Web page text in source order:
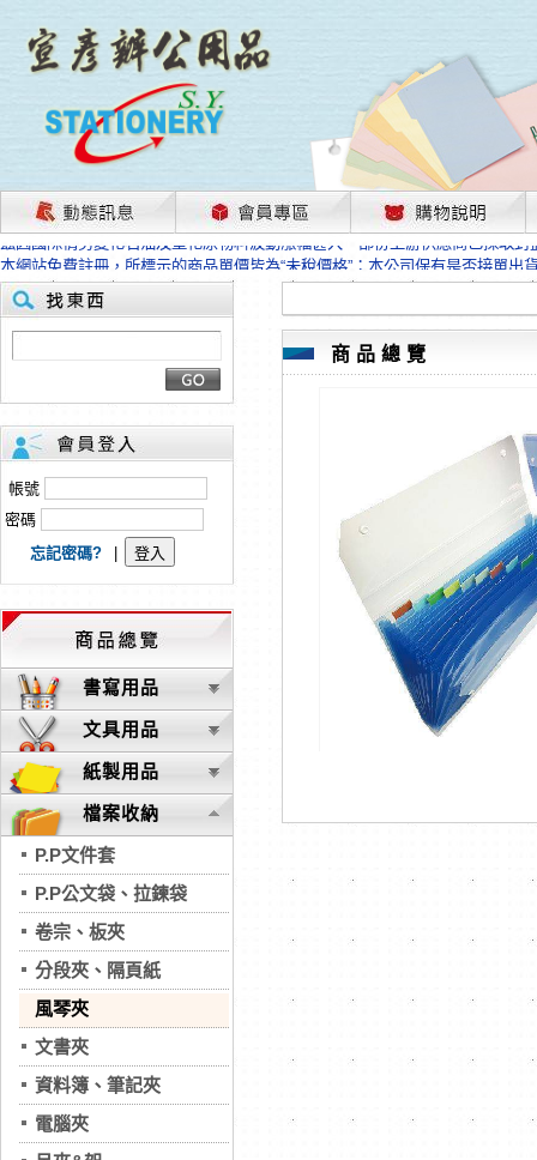
茲因國際情勢變化石油及塑化原物料波動漲幅甚大，部份上游供應商已採取
本網站免費註冊，所標示的商品單價皆為“未稅價格”；本公司保有是否接單出
HP、EPSON、CANON原廠耗材價格浮動，下單前請先跟客服人員確認最新
本網站免費註冊，所標示的商品單價皆為“未稅價格”；本公司保有是否接單出
匯款客戶請注意！因商品繁複來不及發現短缺，遂待客服人員跟您確認訂單
本網站免費註冊，所標示的商品單價皆為“未稅價格”；本公司保有是否接單出
茲因國際情勢變化石油及塑化原物料波動漲幅甚大，部份上游供應商已採取
本網站免費註冊，所標示的商品單價皆為“未稅價格”；本公司保有是否接單出
HP、EPSON、CANON原廠耗材價格浮動，下單前請先跟客服人員確認最新
本網站免費註冊，所標示的商品單價皆為“未稅價格”；本公司保有是否接單出
匯款客戶請注意！因商品繁複來不及發現短缺，遂待客服人員跟您確認訂單
本網站免費註冊，所標示的商品單價皆為“未稅價格”；本公司保有是否接單出
帳號
密碼
忘記密碼?
書寫用品
文具用品
紙製用品
檔案收納
P.P文件套
P.P公文袋、拉鍊袋
卷宗、板夾
分段夾、隔頁紙
風琴夾
文書夾
資料簿、筆記夾
電腦夾
商品總覽